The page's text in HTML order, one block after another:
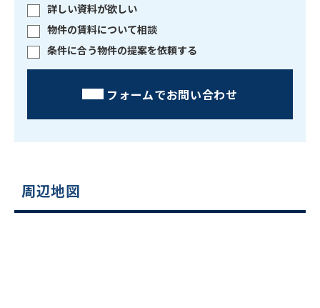
詳しい資料が欲しい
物件の賃料について相談
条件に合う物件の提案を依頼する
フォームでお問い合わせ
周辺地図